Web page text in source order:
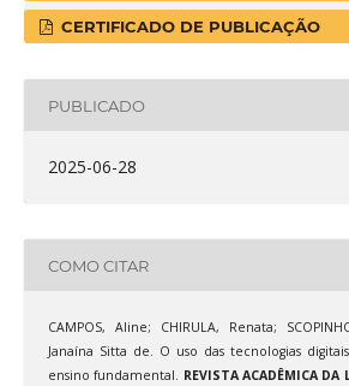
CERTIFICADO DE PUBLICAÇÃO
PUBLICADO
2025-06-28
COMO CITAR
CAMPOS, Aline; CHIRULA, Renata;
Janaína Sitta de. O uso das tecnologias
ensino fundamental. REVISTA ACADÊMICA DA